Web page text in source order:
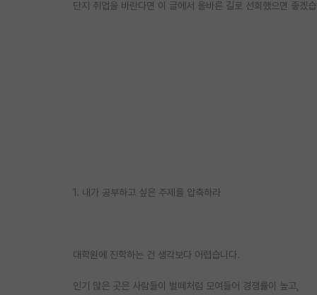
단지 취업을 바란다면 이 글에서 올바른 길로 선회했으면 좋겠
1. 내가 공부하고 싶은 주제를 압축하라
대학원에 진학하는 건 생각보다 어렵습니다.
인기 많은 곳은 사람들이 벌떼처럼 모여들어 경쟁률이 높고,